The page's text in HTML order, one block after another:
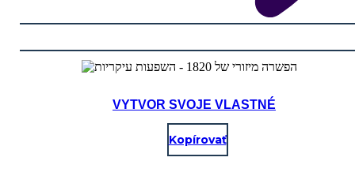
VYTVOR SVOJE VLASTNÉ
Kopírovať